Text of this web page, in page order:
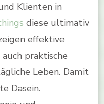
Klienten in
diese ultimativ
effektive
praktische
Leben. Damit
Dasein.